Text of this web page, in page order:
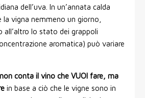
dell’uva. In un’annata calda
la vigna nemmeno un giorno,
all’altro lo stato dei grappoli
aromatica) può variare
conta il vino che VUOI fare, ma
in base a ciò che le vigne sono in